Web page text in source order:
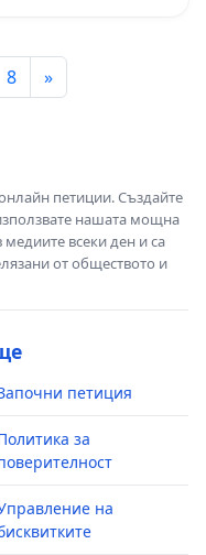
8 »
петиции. Създайте
нашата мощна
всеки ден и са
от обществото и
петиция
за
на